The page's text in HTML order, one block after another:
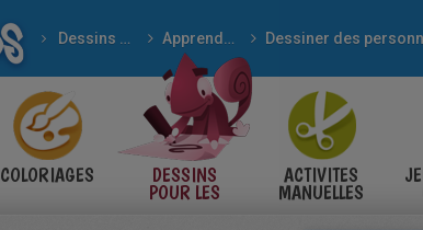
Dessins pour les enfants Apprendre à dessiner Dessiner des
COLORIAGES DESSINS
POUR LES
ACTIVITES
MANUELLES